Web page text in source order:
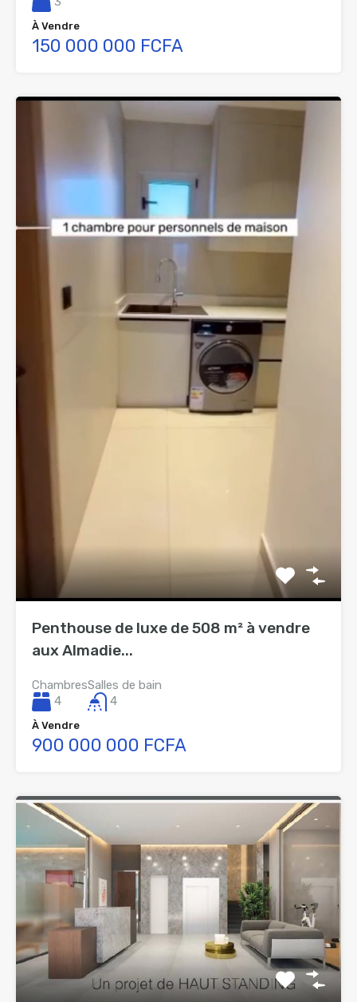
À Vendre
150 000 000 FCFA
Penthouse de luxe de 508 m² à vendre
aux Almadie...
Chambres
4
Salles de bain
4
À Vendre
900 000 000 FCFA